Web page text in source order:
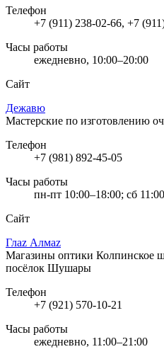
Телефон
+7 (911) 238-02-66, +7
Часы работы
ежедневно, 10:00–20:00
Сайт
Дежавю
Мастерские по изготовлению
Телефон
+7 (981) 892-45-05
Часы работы
пн-пт 10:00–18:00; сб
Сайт
Глаz Алмаz
Магазины оптики Колпинское
посёлок Шушары
Телефон
+7 (921) 570-10-21
Часы работы
ежедневно, 11:00–21:00